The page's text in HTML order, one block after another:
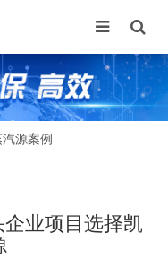
源案例
业项目选择凯